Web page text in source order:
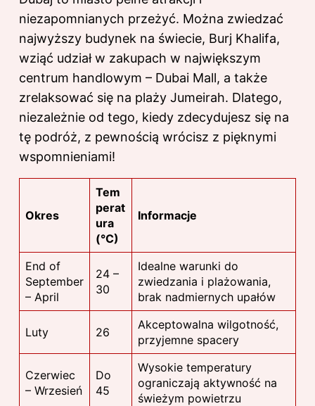
niezapomnianych przeżyć. Można zwiedzać
najwyższy budynek na świecie, Burj Khalifa,
wziąć udział w zakupach w największym
centrum handlowym – Dubai Mall, a także
zrelaksować się na plaży Jumeirah. Dlatego,
niezależnie od tego, kiedy zdecydujesz się na
tę podróż, z pewnością wrócisz z pięknymi
wspomnieniami!
Okres
Tem
perat
ura
(°C)
Informacje
End of
September
– April
24 –
30
Idealne warunki do
zwiedzania i plażowania,
brak nadmiernych upałów
Luty 26
Akceptowalna wilgotność,
przyjemne spacery
Czerwiec
– Wrzesień
Do
45
Wysokie temperatury
ograniczają aktywność na
świeżym powietrzu